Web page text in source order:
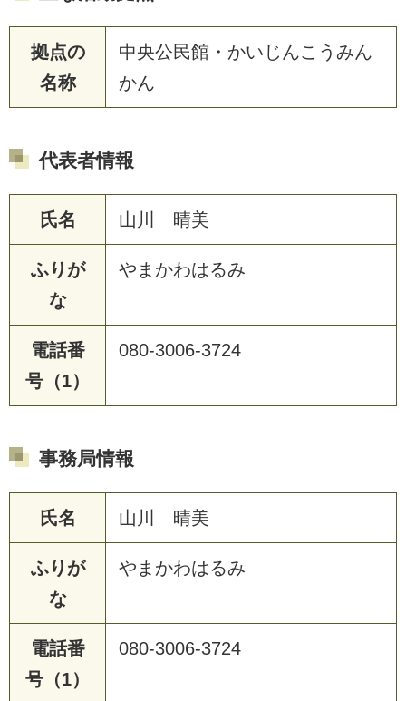
拠点の
名称
中央公民館・かいじんこうみん
かん
代表者情報
氏名 山川 晴美
ふりが
な
やまかわはるみ
電話番
号（1）
080-3006-3724
事務局情報
氏名 山川 晴美
ふりが
な
やまかわはるみ
電話番
号（1）
080-3006-3724